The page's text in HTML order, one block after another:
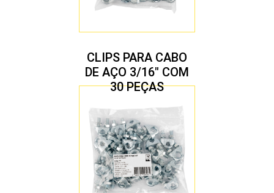
CLIPS PARA CABO
DE AÇO 3/16″ COM
30 PEÇAS